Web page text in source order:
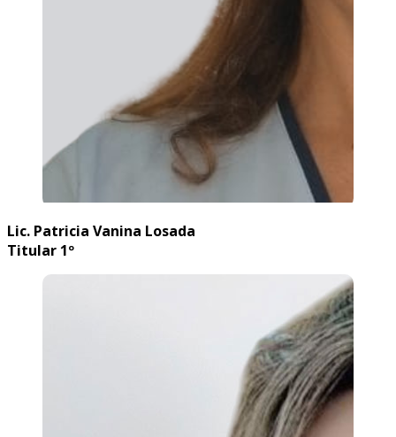
Lic. Patricia Vanina Losada
Titular 1º